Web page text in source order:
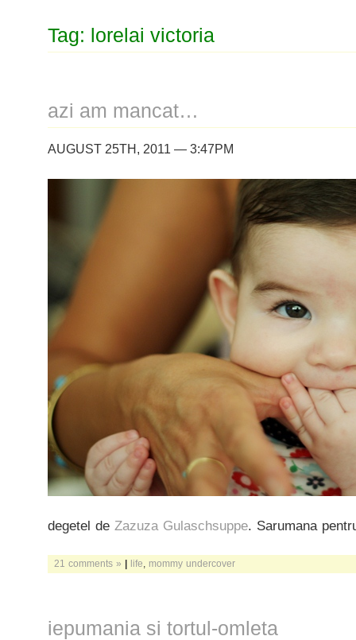
Tag: lorelai victoria
azi am mancat…
AUGUST 25TH, 2011 — 3:47PM
degetel de Zazuza Gulaschsuppe. Sarumana
21 comments » | life mommy undercover
iepumania si tortul-omleta